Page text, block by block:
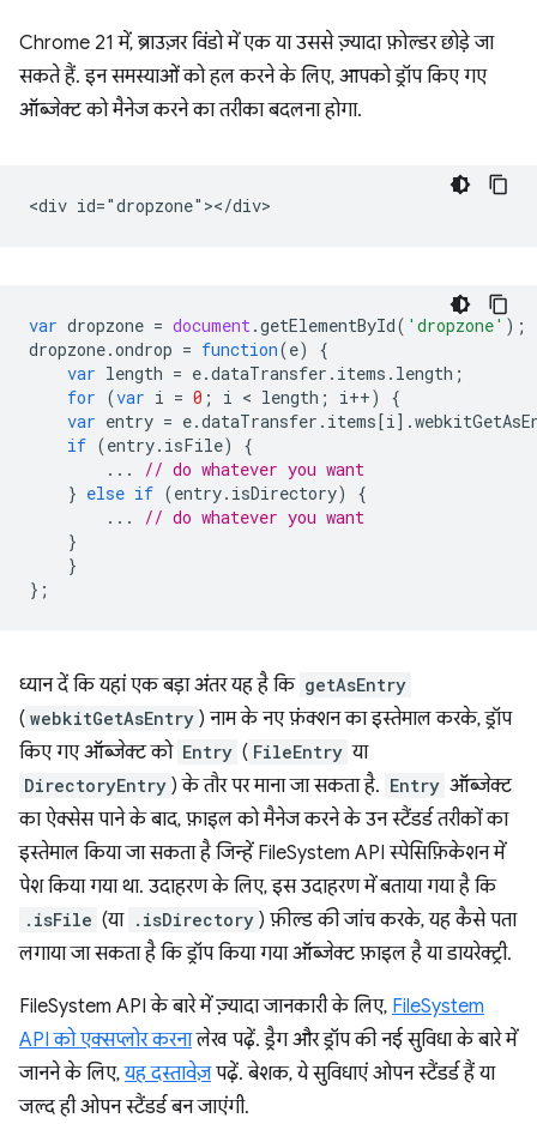
Chrome 21 में, ब्राउज़र विंडो में एक या उससे ज़्यादा फ़ोल्डर छोड़े जा
सकते हैं. इन समस्याओं को हल करने के लिए, आपको ड्रॉप किए गए
ऑब्जेक्ट को मैनेज करने का तरीका बदलना होगा.
var dropzone = document.getElementById( 'dropzone' );
dropzone.ondrop = function(e)
{
var length = e.dataTransfer . items . length ;
for (var i = 0 ; i < length ; i++)
{
var entry = e.dataTransfer . items[i].
if (entry. isFile)
{
...
// do whatever you want
} else if (entry. isDirectory)
{
...
// do whatever you want
}
}
};
ध्यान दें कि यहां एक बड़ा अंतर यह है कि getAsEntry
( webkitGetAsEntry ) नाम के नए फ़ंक्शन का इस्तेमाल करके, ड्रॉप
किए गए ऑब्जेक्ट को Entry ( FileEntry या
DirectoryEntry ) के तौर पर माना जा सकता है. Entry ऑब्जेक्ट
का ऐक्सेस पाने के बाद, फ़ाइल को मैनेज करने के उन स्टैंडर्ड तरीकों का
इस्तेमाल किया जा सकता है जिन्हें FileSystem API स्पेसिफ़िकेशन में
पेश किया गया था. उदाहरण के लिए, इस उदाहरण में बताया गया है कि
.isFile (या .isDirectory ) फ़ील्ड की जांच करके, यह कैसे पता
लगाया जा सकता है कि ड्रॉप किया गया ऑब्जेक्ट फ़ाइल है या डायरेक्ट्री.
FileSystem API के बारे में ज़्यादा जानकारी के लिए, FileSystem
API को एक्सप्लोर करनालेख पढ़ें. ड्रैग और ड्रॉप की नई सुविधा के बारे में
जानने के लिए,यह दस्तावेज़पढ़ें. बेशक, ये सुविधाएं ओपन स्टैंडर्ड हैं या
जल्द ही ओपन स्टैंडर्ड बन जाएंगी.